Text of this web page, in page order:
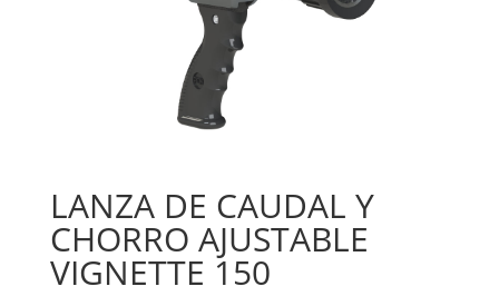
LANZA DE CAUDAL Y
CHORRO AJUSTABLE
VIGNETTE 150